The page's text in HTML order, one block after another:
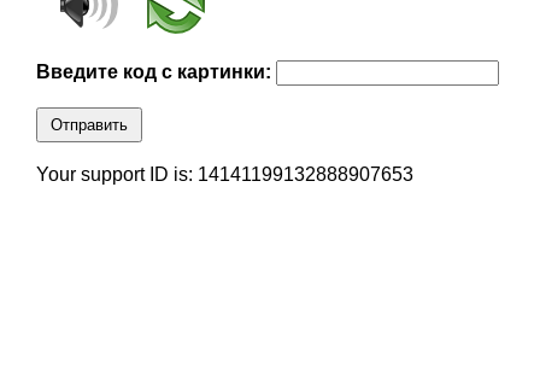
Введите код с картинки:
Отправить
Your support ID is: 14141199132888907653